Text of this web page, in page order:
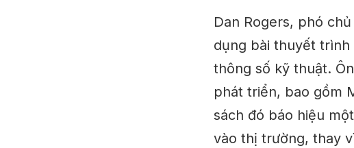
Dan Rogers, phó
dụng bài thuyết trình
thông số kỹ thuật.
phát triển, bao gồm
sách đó báo hiệu một
vào thị trường, thay